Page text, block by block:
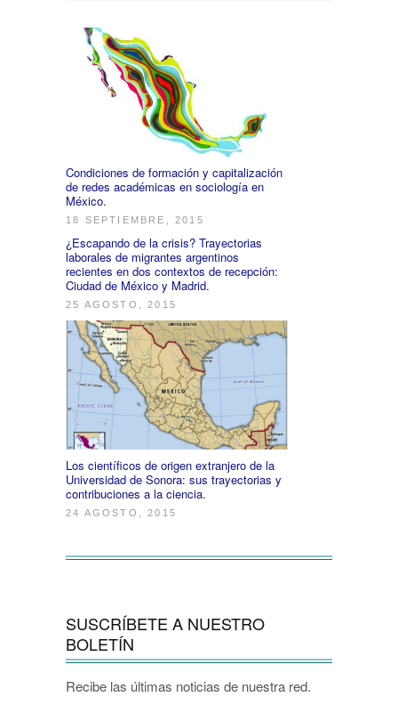
Condiciones de formación y capitalización
de redes académicas en sociología en
México.
18 SEPTIEMBRE, 2015
¿Escapando de la crisis? Trayectorias
laborales de migrantes argentinos
recientes en dos contextos de recepción:
Ciudad de México y Madrid.
25 AGOSTO, 2015
Los científicos de origen extranjero de la
Universidad de Sonora: sus trayectorias y
contribuciones a la ciencia.
24 AGOSTO, 2015
SUSCRÍBETE A NUESTRO
BOLETÍN
Recibe las últimas noticias de nuestra red.